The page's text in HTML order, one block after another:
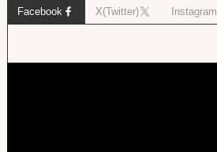
Facebook X(Twitter) Instagram